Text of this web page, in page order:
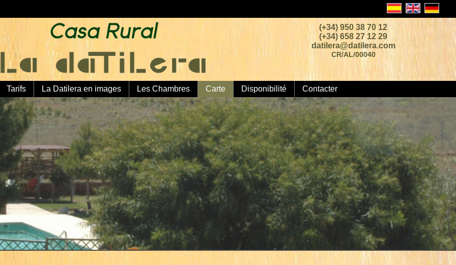
(+34) 950 38 70 12
(+34) 658 27 12 29
datilera@datilera.com
CR/AL/00040
Tarifs La Datilera en images Les Chambres Carte Disponibilité Contacter